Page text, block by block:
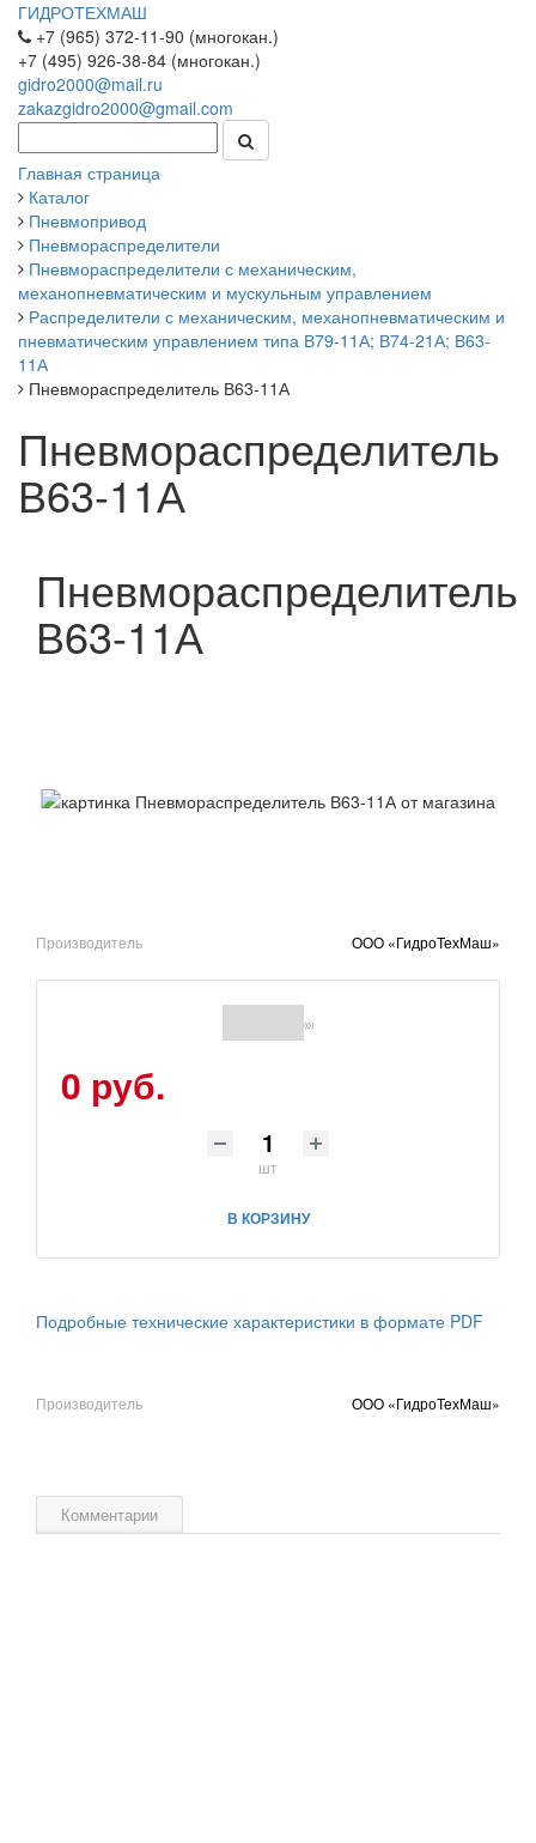
ГИДРОТЕХМАШ
+7 (965) 372-11-90 (многокан.)
+7 (495) 926-38-84 (многокан.)
gidro2000@mail.ru
zakazgidro2000@gmail.com
Главная страница
Каталог
Пневмопривод
Пневмораспределители
Пневмораспределители с механическим,
механопневматическим и мускульным управлением
Распределители с механическим, механопневматическим и
пневматическим управлением типа В79-11А; В74-21А; В63-
11А
Пневмораспределитель В63-11А
Пневмораспределитель
В63-11А
Пневмораспределитель
В63-11А
Производитель ООО «ГидроТехМаш»
(0)
0 руб.
шт
В КОРЗИНУ
Подробные технические характеристики в формате PDF
Производитель ООО «ГидроТехМаш»
Комментарии